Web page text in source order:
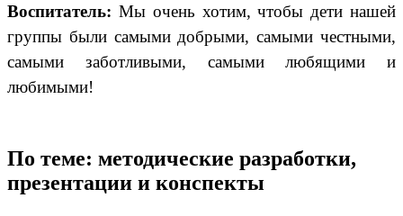
Воспитатель: Мы очень хотим, чтобы дети нашей
группы были самыми добрыми, самыми честными,
самыми заботливыми, самыми любящими и
любимыми!
По теме: методические разработки,
презентации и конспекты